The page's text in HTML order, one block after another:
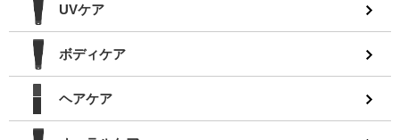
UVケア
ボディケア
ヘアケア